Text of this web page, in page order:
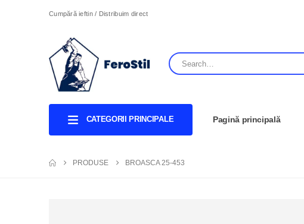
Cumpără ieftin / Distribuim direct
CATEGORII PRINCIPALE Pagină principală
PRODUSE BROASCA 25-453